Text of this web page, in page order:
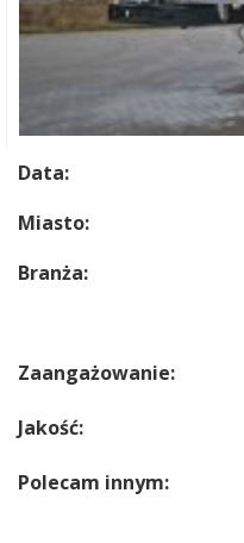
Data:
Miasto:
Branża:
Zaangażowanie:
Jakość:
Polecam innym: